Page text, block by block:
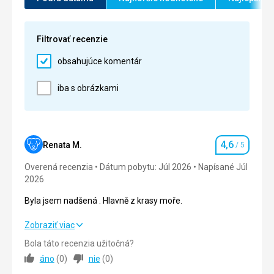
Google Translate
Služby 5,0/ 5
Pláž
Krásna
Dobré
Chýbalo čapované pivo
Filtrovať recenzie
obsahujúce komentár
iba s obrázkami
Renata M. Hodnotenie
4,6 / 5
Overená recenzia Dátum pobytu: Júl 2026
Napísané Júl
2026
Byla jsem nadšená . Hlavně z krasy moře.
Byla jsem nadšená . Hlavně z krasy moře.
Strava
Zobraziť viac
Bola táto recenzia užitočná?
áno (0) nie (0)